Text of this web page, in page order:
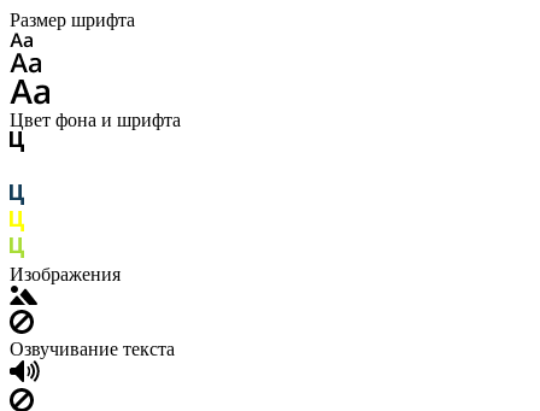
Размер шрифта
Цвет фона и шрифта
Изображения
Озвучивание текста